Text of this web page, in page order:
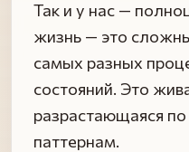
Так и у нас —
жизнь — это
самых разных
состояний. Это
разрастающаяся
паттернам.